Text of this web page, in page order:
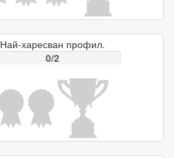
Най-харесван профил.
0/2